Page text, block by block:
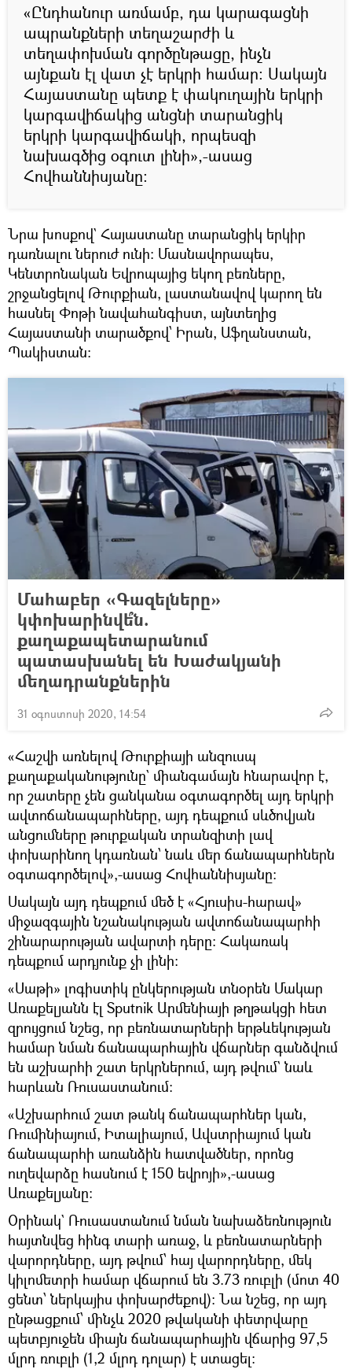
«Ընդհանուր առմամբ, դա կարագացնի
ապրանքների տեղաշարժի և
տեղափոխման գործընթացը, ինչն
այնքան էլ վատ չէ երկրի համար։ Սակայն
Հայաստանը պետք է փակուղային երկրի
կարգավիճակից անցնի տարանցիկ
երկրի կարգավիճակի, որպեսզի
նախագծից օգուտ լինի»,-ասաց
Հովհաննիսյանը։
Նրա խոսքով` Հայաստանը տարանցիկ երկիր
դառնալու ներուժ ունի։ Մասնավորապես,
Կենտրոնական Եվրոպայից եկող բեռները,
շրջանցելով Թուրքիան, լաստանավով կարող են
հասնել Փոթի նավահանգիստ, այնտեղից
Հայաստանի տարածքով՝ Իրան, Աֆղանստան,
Պակիստան։
Մահաբեր «Գազելները»
կփոխարինվե՞ն.
քաղաքապետարանում
պատասխանել են Խաժակյանի
մեղադրանքներին
31 օգոստոսի 2020, 14:54
«Հաշվի առնելով Թուրքիայի անզուսպ
քաղաքականությունը` միանգամայն հնարավոր է,
որ շատերը չեն ցանկանա օգտագործել այդ երկրի
ավտոճանապարհները, այդ դեպքում սևծովյան
անցումները թուրքական տրանզիտի լավ
փոխարինող կդառնան՝ նաև մեր ճանապարհներն
օգտագործելով»,-ասաց Հովհաննիսյանը։
Սակայն այդ դեպքում մեծ է «Հյուսիս-հարավ»
միջազգային նշանակության ավտոճանապարհի
շինարարության ավարտի դերը։ Հակառակ
դեպքում արդյունք չի լինի։
«Սաթի» լոգիստիկ ընկերության տնօրեն Մակար
Առաքելյանն էլ Sputnik Արմենիայի թղթակցի հետ
զրույցում նշեց, որ բեռնատարների երթևեկության
համար նման ճանապարհային վճարներ գանձվում
են աշխարհի շատ երկրներում, այդ թվում` նաև
հարևան Ռուսաստանում:
«Աշխարհում շատ թանկ ճանապարհներ կան,
Ռումինիայում, Իտալիայում, Ավստրիայում կան
ճանապարհի առանձին հատվածներ, որոնց
ուղեվարձը հասնում է 150 եվրոյի»,-ասաց
Առաքելյանը։
Օրինակ` Ռուսաստանում նման նախաձեռնություն
հայտնվեց հինգ տարի առաջ, և բեռնատարների
վարորդները, այդ թվում՝ հայ վարորդները, մեկ
կիլոմետրի համար վճարում են 3.73 ռուբլի (մոտ 40
ցենտ՝ ներկայիս փոխարժեքով)։ Նա նշեց, որ այդ
ընթացքում՝ մինչև 2020 թվականի փետրվարը
պետբյուջեն միայն ճանապարհային վճարից 97,5
մլրդ ռուբլի (1,2 մլրդ դոլար) է ստացել: